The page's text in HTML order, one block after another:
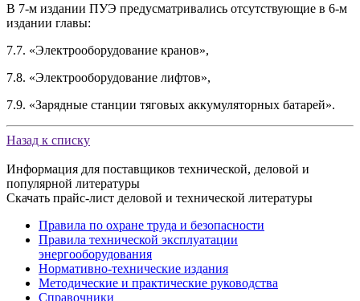
В 7-м издании ПУЭ предусматривались отсутствующие в 6-м
издании главы:
7.7. «Электрооборудование кранов»,
7.8. «Электрооборудование лифтов»,
7.9. «Зарядные станции тяговых аккумуляторных батарей».
Назад к списку
Информация для поставщиков технической, деловой и
популярной литературы
Скачать прайс-лист деловой и технической литературы
Правила по охране труда и безопасности
Правила технической эксплуатации
энергооборудования
Нормативно-технические издания
Методические и практические руководства
Справочники